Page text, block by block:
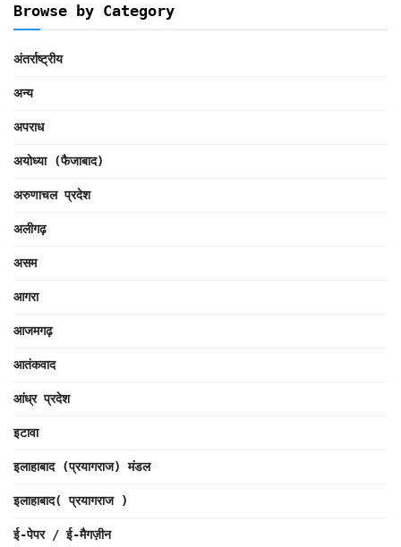
Browse by Category
अंतर्राष्ट्रीय
अन्य
अपराध
अयोध्या (फैजाबाद)
अरुणाचल प्रदेश
अलीगढ़
असम
आगरा
आजमगढ़
आतंकवाद
आंध्र प्रदेश
इटावा
इलाहाबाद (प्रयागराज) मंडल
इलाहाबाद( प्रयागराज )
ई-पेपर / ई-मैगज़ीन